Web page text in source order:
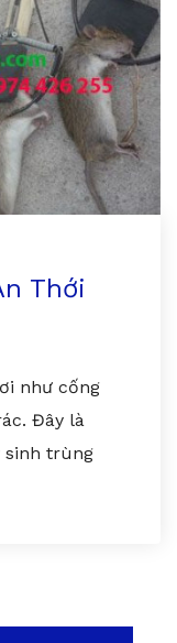
Thới
như cống
Đây là
sinh trùng